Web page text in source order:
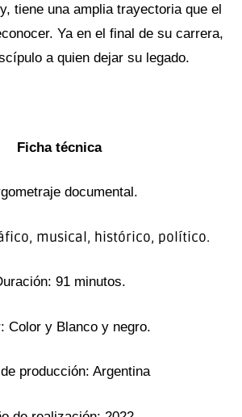
tiene una amplia trayectoria que el
Ya en el final de su carrera,
a quien dejar su legado.
Ficha técnica
documental.
musical, histórico, político.
91 minutos.
Color y Blanco y negro.
producción: Argentina